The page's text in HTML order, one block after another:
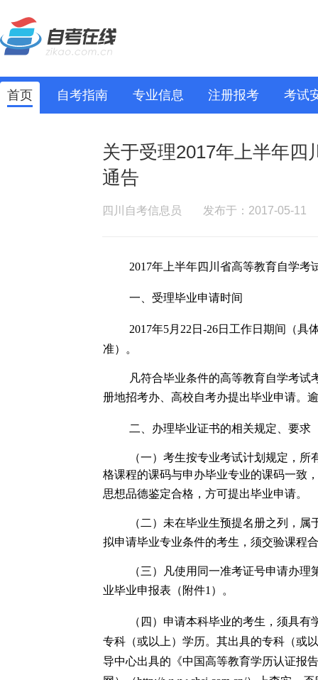
首页 自考指南 专业信息 注册报考 考试
关于受理2017年上半年
通告
四川自考信息员 发布于：2017-05-11
2017年上半年四川省高等教育自学
一、受理毕业申请时间
201 7年5月 22 日 -26日工作日期间（具
准）。
凡符合毕业条件的高等教育自学考试
册地招考办、高校自考办提出毕业申请。
二、办理毕业证书的相关规定、要求
（一）考生按专业考试计划规定，
格课程的课码与申办毕业专业的课码一致
思想品德鉴定合格，方可提出毕业申请。
（二） 未在毕业生预提名册之列，属
拟申请毕业专业条件的考生，须交验课程
（三）凡使用同一准考证号申请办
业毕业申报表（附件1 ）。
（四）申请本科毕业的考生，须具
专科（或以上）学历。其出具的专科（或
导中心出具的《中国高等教育学历认证报